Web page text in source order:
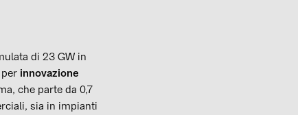
di 23 GW in
innovazione
che parte da 0,7
sia in impianti